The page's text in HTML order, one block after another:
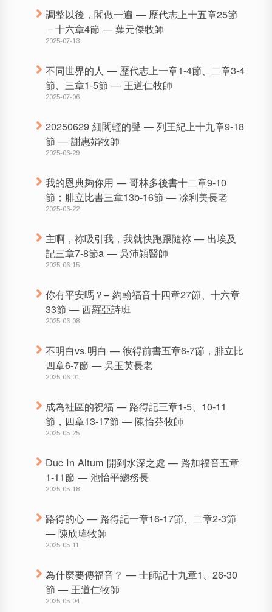
調整以後，閣做一遍 — 歷代志上十五章25節
－十六章4節 — 葉元傑牧師
2025-07-13
不同世界的人 — 歷代志上一章1-4節、二章3-4
節、三章1-5節 — 王道仁牧師
2025-07-06
20250629 細閣輕的聲 — 列王紀上十九章9-18
節 — 謝惠娟牧師
2025-06-29
我的恩典夠你用 — 哥林多後書十二章9-10
節；腓立比書三章13b-16節 — 凃利美長老
2025-06-22
主啊，祢吸引我，我就快跑跟隨祢 — 出埃及
記三章7-8節a — 吳沛穎醫師
2025-06-15
你有平安嗎？– 約翰福音十四章27節、十六章
33節 — 西羅亞詩班
2025-06-08
不明白vs.明白 — 彼得前書五章6-7節，腓立比
四章6-7節 — 吳玉英長老
2025-06-01
成為社區的祝福 — 路得記三章1-5、10-11
節，四章13-17節 — 陳怡芬牧師
2025-05-25
Duc In Altum 開到水深之處 — 路加福音五章
1-11節 — 池怡平總務長
2025-05-18
路得的心 — 路得記一章16-17節、二章2-3節
— 陳欣瑋牧師
2025-05-11
為什麼要傳福音？ — 士師記十九章1、26-30
節 — 王道仁牧師
2025-05-04